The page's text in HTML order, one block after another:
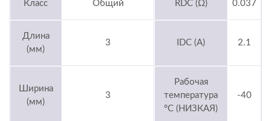
Класс Общий RDC (Ω) 0.037
Длина
(мм)
3 IDC (A) 2.1
Ширина
(мм)
3
Рабочая
температура
°C (НИЗКАЯ)
-40